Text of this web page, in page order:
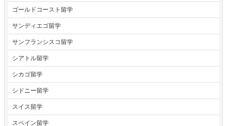
ゴールドコースト留学
サンディエゴ留学
サンフランシスコ留学
シアトル留学
シカゴ留学
シドニー留学
スイス留学
スペイン留学